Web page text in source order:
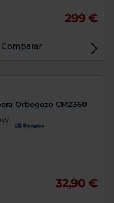
299 €
Comparar
Orbegozo CM2360
32,90 €